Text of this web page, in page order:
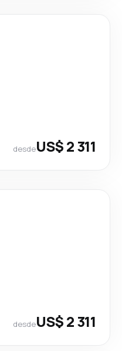
desdeUS$ 2 311
desdeUS$ 2 311